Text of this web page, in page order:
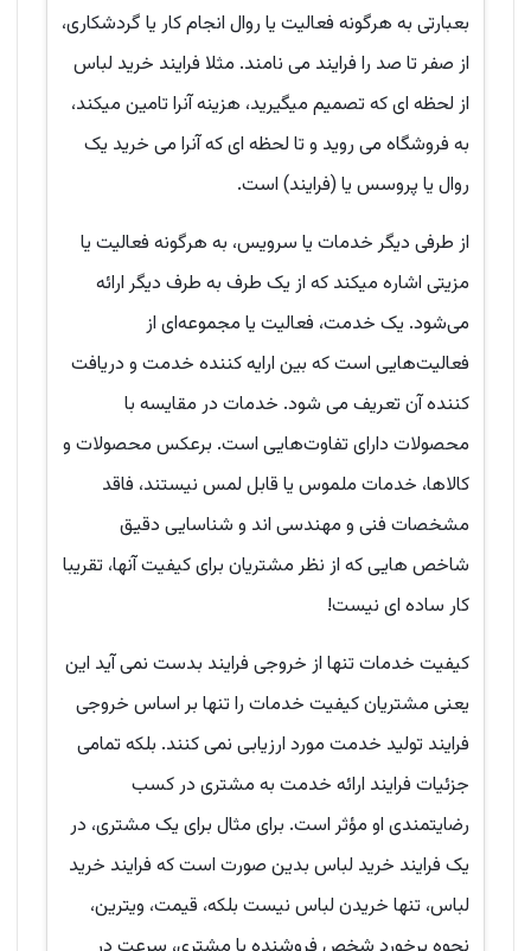
بعبارتی به هرگونه فعالیت یا روال انجام کار یا گردشکاری،
از صفر تا صد را فرایند می نامند. مثلا فرایند خرید لباس
از لحظه ای که تصمیم میگیرید، هزینه آنرا تامین میکند،
به فروشگاه می روید و تا لحظه ای که آنرا می خرید یک
روال یا پروسس یا (فرایند) است.
از طرفی دیگر خدمات یا سرویس‌، به هرگونه فعالیت یا
مزیتی اشاره میکند که از یک طرف به طرف دیگر ارائه
می‌شود. یک خدمت، فعالیت یا مجموعه‌ای از
فعالیت‌هایی است که بین ارایه کننده خدمت و دریافت
کننده آن تعریف می شود. خدمات در مقایسه با
محصولات دارای تفاوت‌هایی است. برعکس محصولات و
کالاها، خدمات ملموس یا قابل لمس نیستند، فاقد
مشخصات فنی و مهندسی اند و شناسایی دقیق
شاخص هایی که از نظر مشتریان برای کیفیت آنها، تقریبا
کار ساده ای نیست!
کیفیت خدمات تنها از خروجی فرایند بدست نمی آید این
یعنی مشتریان کیفیت خدمات را تنها بر اساس خروجی
فرایند تولید خدمت مورد ارزیابی نمی کنند. بلکه تمامی
جزئیات فرایند ارائه خدمت به مشتری در کسب
رضایتمندی او مؤثر است. برای مثال برای یک مشتری، در
یک فرایند خرید لباس بدین صورت است که فرایند خرید
لباس، تنها خریدن لباس نیست بلکه، قیمت، ویترین،